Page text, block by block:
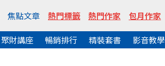
焦點文章 熱門標籤 熱門作家 包月作家
聚財講座 暢銷排行 精裝套書 影音教學